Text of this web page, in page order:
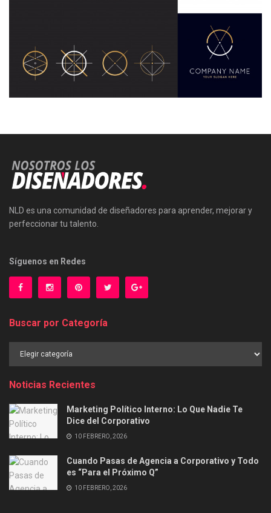
NLD es una comunidad de diseñadores para aprender, mejorar y
perfeccionar tu talento.
Síguenos en Redes
Buscar por Categoría
Buscar
Noticias Recientes
Marketing Político Interno: Lo Que Nadie Te
Dice del Corporativo
10 FEBRERO, 2026
Cuando Pasas de Agencia a Corporativo y Todo
es “Para el Próximo Q”
10 FEBRERO, 2026